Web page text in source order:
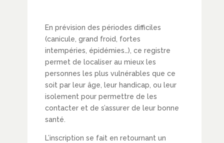
En prévision des périodes difficiles
(canicule, grand froid, fortes
intempéries, épidémies…), ce registre
permet de localiser au mieux les
personnes les plus vulnérables que ce
soit par leur âge, leur handicap, ou leur
isolement pour permettre de les
contacter et de s’assurer de leur bonne
santé.
L’inscription se fait en retournant un